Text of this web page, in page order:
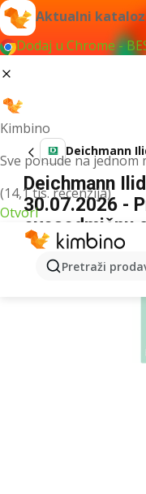
Aktualni
Dodaj u Chrome -
Kimbino
Sve ponude na jednom
(14,1 tis. recenzija)
Otvori
Pretraži
Deichmann
Deichmann
30.07.2026 -
ovosedmičnu